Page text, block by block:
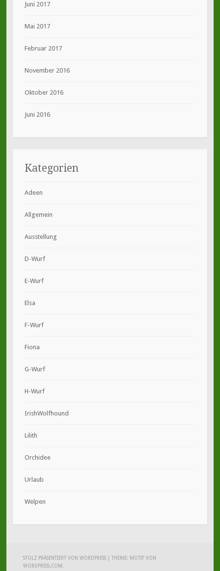
Juni 2017
Mai 2017
Februar 2017
November 2016
Oktober 2016
Juni 2016
Kategorien
Adeen
Allgemein
Ausstellung
D-Wurf
E-Wurf
Elsa
F-Wurf
Fiona
G-Wurf
H-Wurf
IrishWolfhound
Lilith
Orchidee
Urlaub
Welpen
STOLZ PRÄSENTIERT VON WORDPRESS |THEME: MOTIF VON
WORDPRESS.COM .